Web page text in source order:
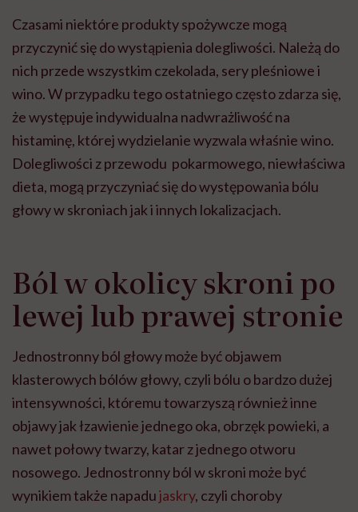
Czasami niektóre produkty spożywcze mogą
przyczynić się do wystąpienia dolegliwości. Należą do
nich przede wszystkim czekolada, sery pleśniowe i
wino. W przypadku tego ostatniego często zdarza się,
że występuje indywidualna nadwrażliwość na
histaminę, której wydzielanie wyzwala właśnie wino.
Dolegliwości z przewodu pokarmowego, niewłaściwa
dieta, mogą przyczyniać się do występowania bólu
głowy w skroniach jak i innych lokalizacjach.
Ból w okolicy skroni po
lewej lub prawej stronie
Jednostronny ból głowy może być objawem
klasterowych bólów głowy, czyli bólu o bardzo dużej
intensywności, któremu towarzyszą również inne
objawy jak łzawienie jednego oka, obrzęk powieki, a
nawet połowy twarzy, katar z jednego otworu
nosowego. Jednostronny ból w skroni może być
wynikiem także napadujaskry, czyli choroby